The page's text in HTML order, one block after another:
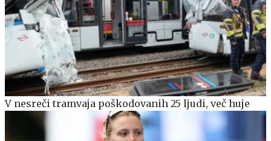
V nesreči tramvaja poškodovanih 25 ljudi, več huje